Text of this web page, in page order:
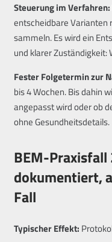
Steuerung im Verfahren:
entscheidbare
sammeln. Es wird ein
und klarer Zuständigkeit:
Fester Folgetermin zur
bis 4 Wochen. Bis dahin
angepasst wird oder ob
ohne Gesundheitsdetails.
BEM-
dokumentiert,
Fall
Typischer Effekt: